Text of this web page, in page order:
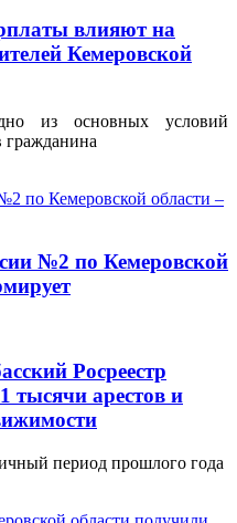
влияют на
Кемеровской
из основных условий
№2 по Кемеровской
Росреестр
тысячи арестов и
период прошлого года